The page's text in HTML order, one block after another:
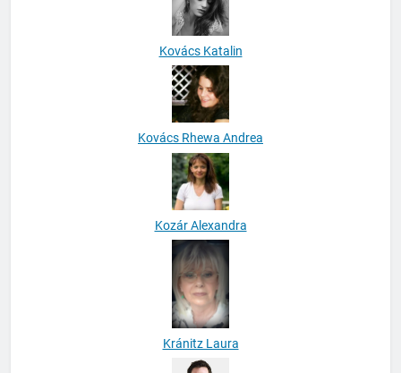
Kovács Katalin
Kovács Rhewa Andrea
Kozár Alexandra
Kránitz Laura